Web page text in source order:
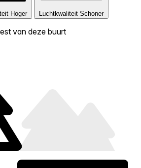
Hoger Luchtkwaliteit Schoner
van deze buurt